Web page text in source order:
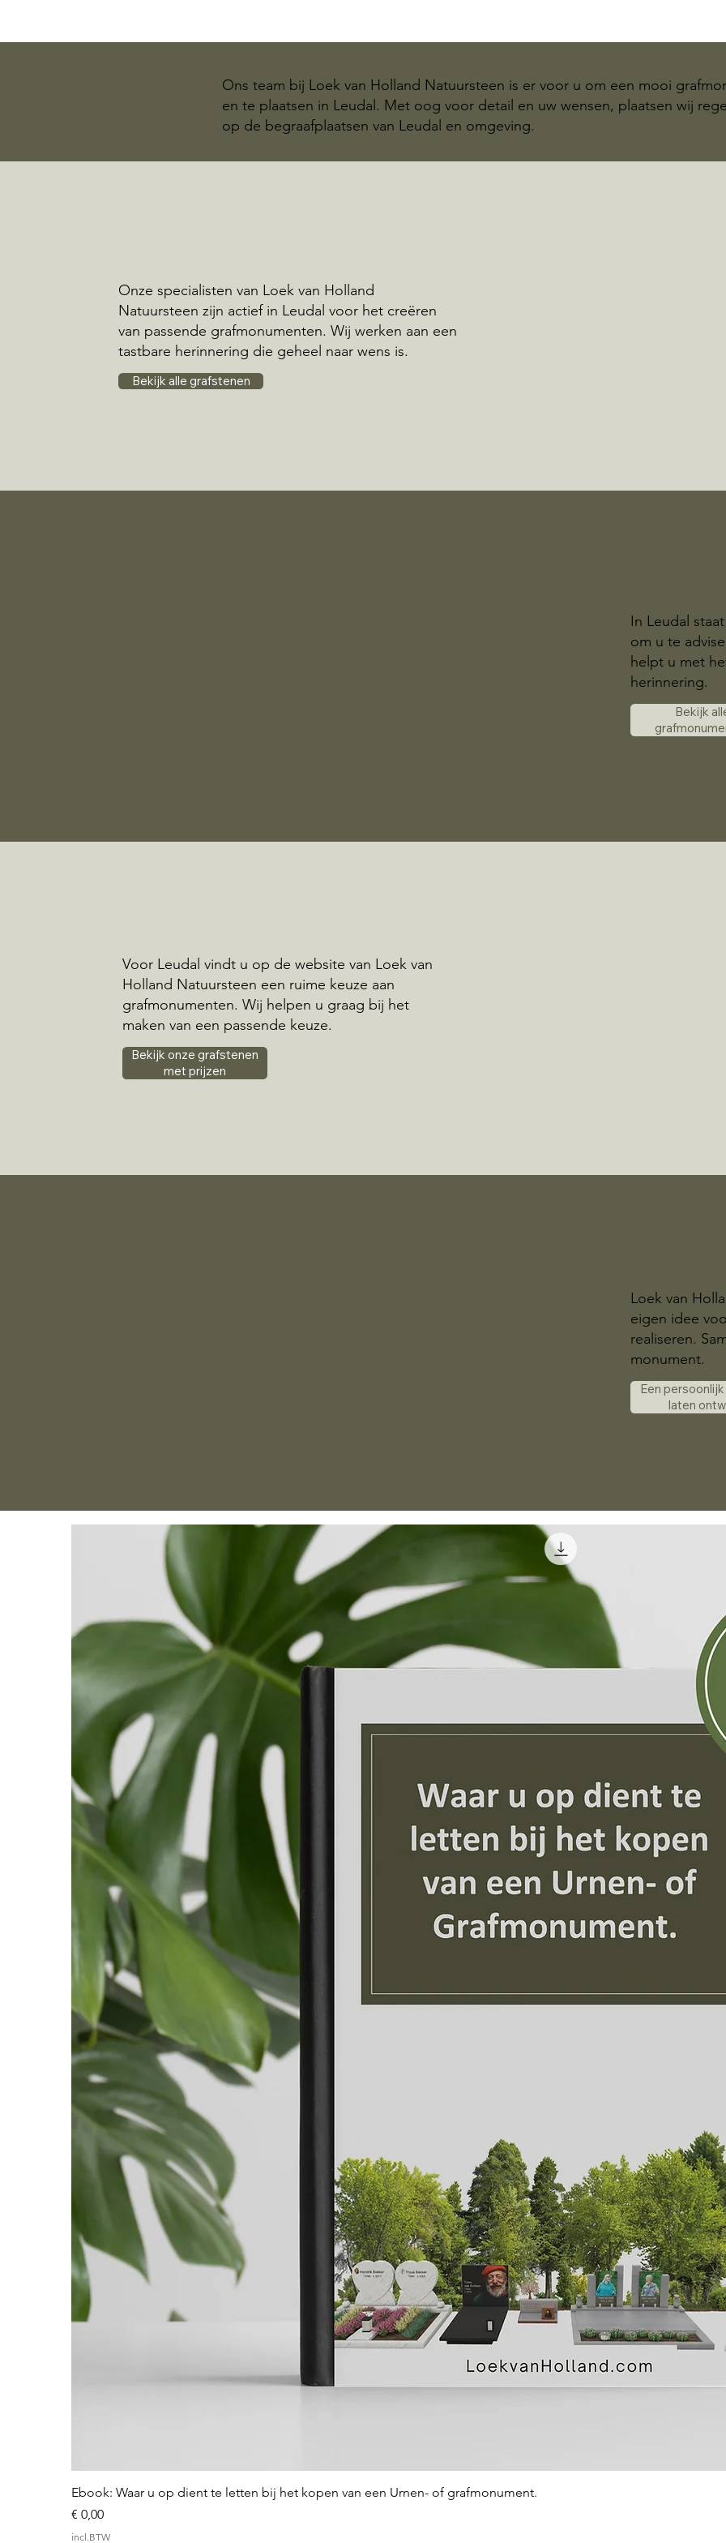
Ons team bij Loek van Holland Natuursteen is er voor u om een mooi
en te plaatsen in Leudal. Met oog voor detail en uw wensen, plaatsen wij
op de begraafplaatsen van Leudal en omgeving.
Onze specialisten van Loek van Holland
Natuursteen zijn actief in Leudal voor het creëren
van passende grafmonumenten. Wij werken aan een
tastbare herinnering die geheel naar wens is.
Bekijk alle grafstenen
In Leudal
om u te
helpt u met
herinnering.
Bekijk
Voor Leudal vindt u op de website van Loek van
Holland Natuursteen een ruime keuze aan
grafmonumenten. Wij helpen u graag bij het
maken van een passende keuze.
Bekijk onze grafstenen
met prijzen
Loek van
eigen idee
realiseren.
monument.
Een
laten
Snel overzicht
Ebook: Waar u op dient te letten bij het kopen van een Urnen- of grafmonument.
Prijs
€ 0,00
incl.BTW